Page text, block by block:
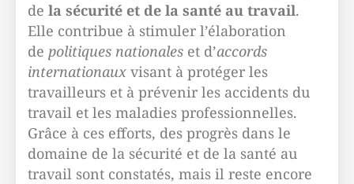
de la sécurité et de la santé au travail.
Elle contribue à stimuler l’élaboration
de politiques nationales et d’accords
internationaux visant à protéger les
travailleurs et à prévenir les accidents du
travail et les maladies professionnelles.
Grâce à ces efforts, des progrès dans le
domaine de la sécurité et de la santé au
travail sont constatés, mais il reste encore